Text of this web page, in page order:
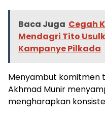
Baca Juga Cegah
Mendagri Tito
Kampanye Pilkada
Menyambut komitmen
Akhmad Munir
mengharapkan